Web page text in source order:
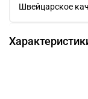
Швейцарское